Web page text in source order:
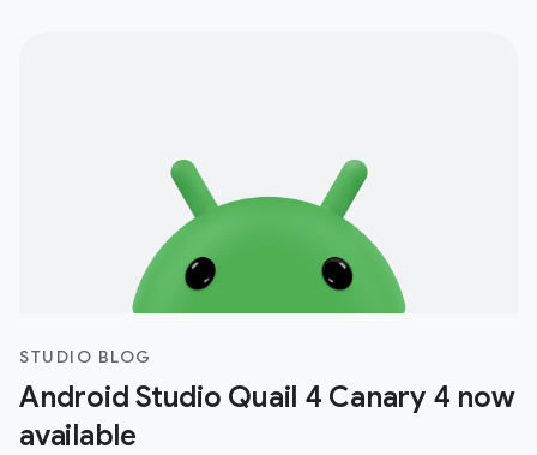
STUDIO BLOG
Android Studio Quail 4 Canary 4 now
available